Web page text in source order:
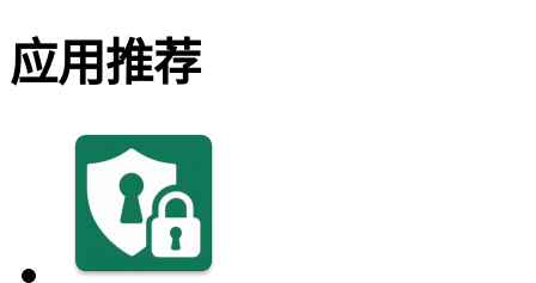
应用推荐